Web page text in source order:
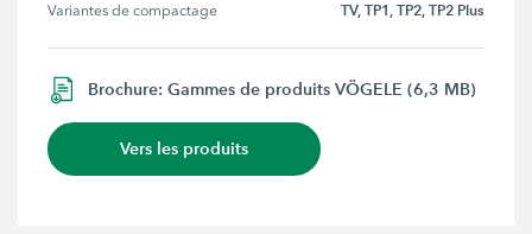
Variantes de compactage TV, TP1, TP2, TP2 Plus
Brochure: Gammes de produits VÖGELE (6,3 MB)
Vers les produits